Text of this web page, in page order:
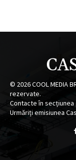
© 2026COOL MEDIA
rezervate.
Contacte în secțiunea
Urmăriți emisiunea